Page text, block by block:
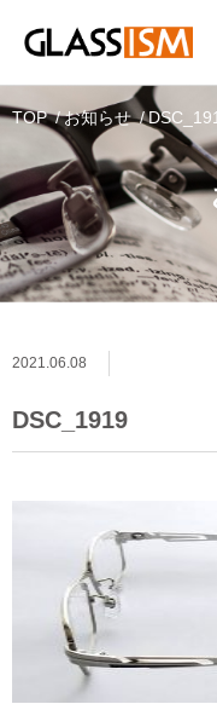
TOP お知らせ
2021.06.08
DSC_1919